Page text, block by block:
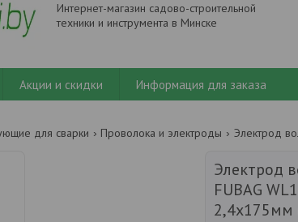
Интернет-магазин садово-строительной
техники и инструмента в Минске
Акции и скидки Информация для заказа
для сварки Проволока и электроды
Электрод
FUBAG
2,4x175мм